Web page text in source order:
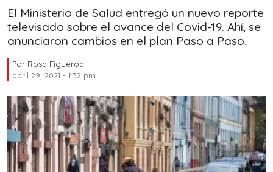
El Ministerio de Salud entregó un nuevo reporte
televisado sobre el avance del Covid-19. Ahí, se
anunciaron cambios en el plan Paso a Paso.
Por Rosa Figueroa
abril 29, 2021 - 1:32 pm